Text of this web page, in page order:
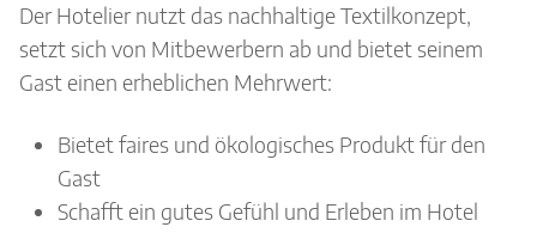
Der Hotelier nutzt das nachhaltige Textilkonzept,
setzt sich von Mitbewerbern ab und bietet seinem
Gast einen erheblichen Mehrwert:
Bietet faires und ökologisches Produkt für den
Gast
Schafft ein gutes Gefühl und Erleben im Hotel